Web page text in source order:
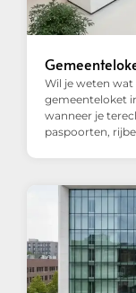
Wil je weten
gemeenteloket
wanneer je
paspoorten,